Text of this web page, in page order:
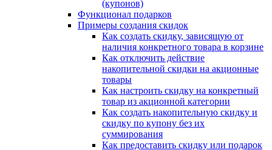
(купонов)
Функционал подарков
Примеры создания скидок
Как создать скидку, зависящую от
наличия конкретного товара в корзине
Как отключить действие
накопительной скидки на акционные
товары
Как настроить скидку на конкретный
товар из акционной категории
Как создать накопительную скидку и
скидку по купону без их
суммирования
Как предоставить скидку или подарок